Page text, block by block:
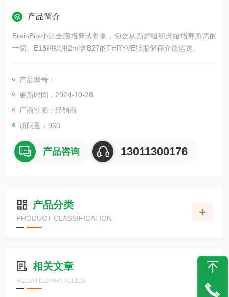
产品简介
BrainBits小鼠全脑培养试剂盒，包含从新鲜组织开始培养所需的
一切。E18组织用2ml含B27的THRYVE胚胎储存介质运送。
产品型号：
更新时间：2024-10-28
厂商性质：经销商
访问量：960
产品咨询 13011300176
产品分类
PRODUCT CLASSIFICATION
相关文章
RELATED ARTICLES